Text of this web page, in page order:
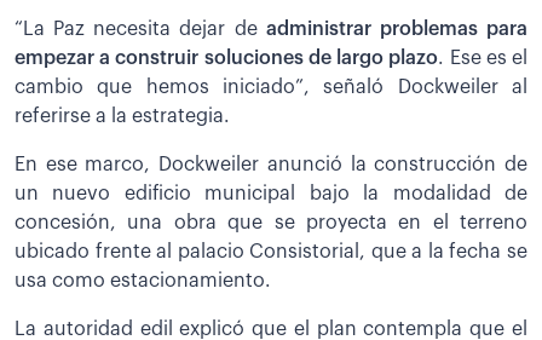
“La Paz necesita dejar deadministrar problemas para
empezar a construir soluciones de largo plazo. Ese es el
cambio que hemos iniciado”, señaló Dockweiler al
referirse a la estrategia.
En ese marco, Dockweiler anunció la construcción de
un nuevo edificio municipal bajo la modalidad de
concesión, una obra que se proyecta en el terreno
ubicado frente al palacio Consistorial, que a la fecha se
usa como estacionamiento.
La autoridad edil explicó que el plan contempla que el